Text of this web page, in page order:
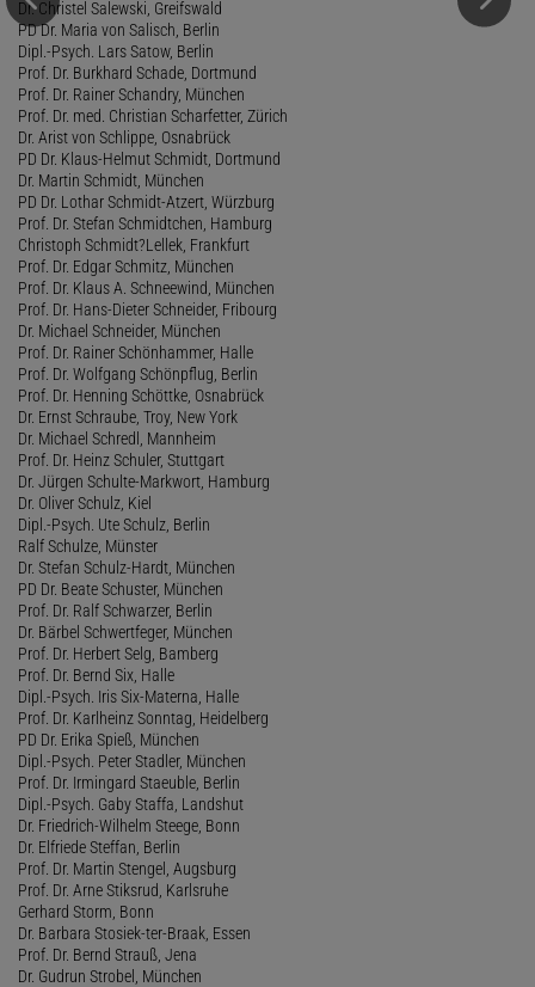
Dr. Christel Salewski, Greifswald
PD Dr. Maria von Salisch, Berlin
Dipl.-Psych. Lars Satow, Berlin
Prof. Dr. Burkhard Schade, Dortmund
Prof. Dr. Rainer Schandry, München
Prof. Dr. med. Christian Scharfetter, Zürich
Dr. Arist von Schlippe, Osnabrück
PD Dr. Klaus-Helmut Schmidt, Dortmund
Dr. Martin Schmidt, München
PD Dr. Lothar Schmidt-Atzert, Würzburg
Prof. Dr. Stefan Schmidtchen, Hamburg
Christoph Schmidt?Lellek, Frankfurt
Prof. Dr. Edgar Schmitz, München
Prof. Dr. Klaus A. Schneewind, München
Prof. Dr. Hans-Dieter Schneider, Fribourg
Dr. Michael Schneider, München
Prof. Dr. Rainer Schönhammer, Halle
Prof. Dr. Wolfgang Schönpflug, Berlin
Prof. Dr. Henning Schöttke, Osnabrück
Dr. Ernst Schraube, Troy, New York
Dr. Michael Schredl, Mannheim
Prof. Dr. Heinz Schuler, Stuttgart
Dr. Jürgen Schulte-Markwort, Hamburg
Dr. Oliver Schulz, Kiel
Dipl.-Psych. Ute Schulz, Berlin
Ralf Schulze, Münster
Dr. Stefan Schulz-Hardt, München
PD Dr. Beate Schuster, München
Prof. Dr. Ralf Schwarzer, Berlin
Dr. Bärbel Schwertfeger, München
Prof. Dr. Herbert Selg, Bamberg
Prof. Dr. Bernd Six, Halle
Dipl.-Psych. Iris Six-Materna, Halle
Prof. Dr. Karlheinz Sonntag, Heidelberg
PD Dr. Erika Spieß, München
Dipl.-Psych. Peter Stadler, München
Prof. Dr. Irmingard Staeuble, Berlin
Dipl.-Psych. Gaby Staffa, Landshut
Dr. Friedrich-Wilhelm Steege, Bonn
Dr. Elfriede Steffan, Berlin
Prof. Dr. Martin Stengel, Augsburg
Prof. Dr. Arne Stiksrud, Karlsruhe
Gerhard Storm, Bonn
Dr. Barbara Stosiek-ter-Braak, Essen
Prof. Dr. Bernd Strauß, Jena
Dr. Gudrun Strobel, München